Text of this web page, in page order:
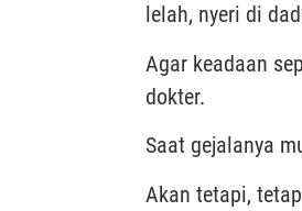
lelah, nyeri di
Agar keadaan
dokter.
Saat gejalanya
Akan tetapi,